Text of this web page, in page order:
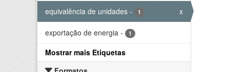
equivalência de unidades - 1 x
exportação de energia - 1
Mostrar mais Etiquetas